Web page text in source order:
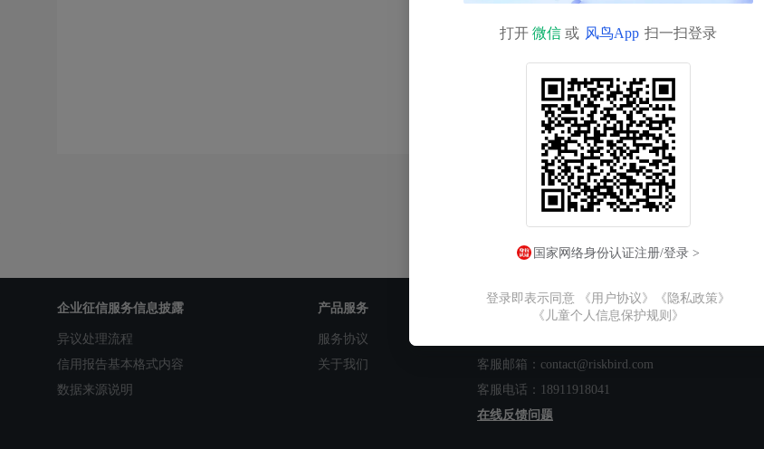
如需立即查询，请充值获取更多查询额度>>
企业征信服务信息披露
异议处理流程
信用报告基本格式内容
数据来源说明
产品服务
服务协议
关于我们
联系我们
客服邮箱：contact@riskbird.com
客服电话：18911918041
在线反馈问题
打开 微信 或 风鸟App 扫一扫登录
国家网络身份认证注册/登录 >
登录即表示同意 《用户协议》
《隐私政策》
《儿童个人信息保护规则》